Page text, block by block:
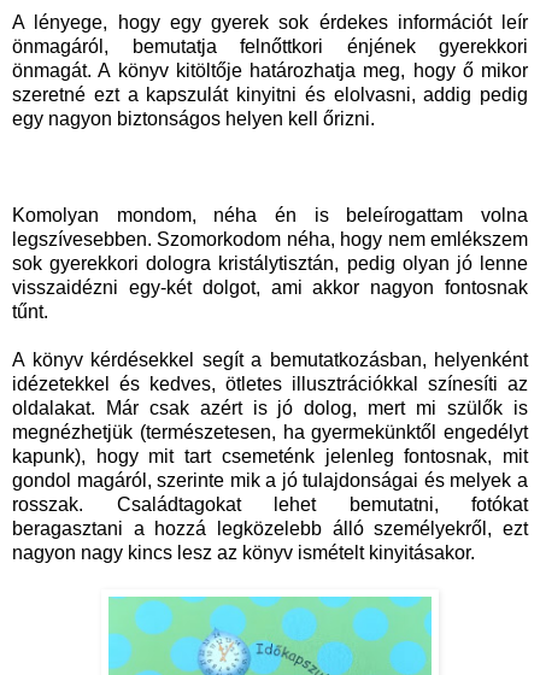
A lényege, hogy egy gyerek sok érdekes információt leír
önmagáról, bemutatja felnőttkori énjének gyerekkori
önmagát. A könyv kitöltője határozhatja meg, hogy ő mikor
szeretné ezt a kapszulát kinyitni és elolvasni, addig pedig
egy nagyon biztonságos helyen kell őrizni.
Komolyan mondom, néha én is beleírogattam volna
legszívesebben. Szomorkodom néha, hogy nem emlékszem
sok gyerekkori dologra kristálytisztán, pedig olyan jó lenne
visszaidézni egy-két dolgot, ami akkor nagyon fontosnak
tűnt.
A könyv kérdésekkel segít a bemutatkozásban, helyenként
idézetekkel és kedves, ötletes illusztrációkkal színesíti az
oldalakat. Már csak azért is jó dolog, mert mi szülők is
megnézhetjük (természetesen, ha gyermekünktől engedélyt
kapunk), hogy mit tart csemeténk jelenleg fontosnak, mit
gondol magáról, szerinte mik a jó tulajdonságai és melyek a
rosszak. Családtagokat lehet bemutatni, fotókat
beragasztani a hozzá legközelebb álló személyekről, ezt
nagyon nagy kincs lesz az könyv ismételt kinyitásakor.